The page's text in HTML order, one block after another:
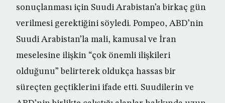
sonuçlanması için Suudi Arabistan’a birkaç gün
verilmesi gerektiğini söyledi. Pompeo, ABD’nin
Suudi Arabistan’la mali, kamusal ve İran
meselesine ilişkin “çok önemli ilişkileri
olduğunu” belirterek oldukça hassas bir
süreçten geçtiklerini ifade etti. Suudilerin ve